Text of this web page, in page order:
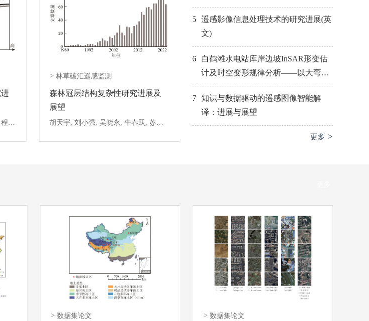
马勤, 张旭, 袁敬毅, 龚梓彤, 商荣, 程凯, 陈茂龙, 谭启昀, 居为民
>林草碳汇遥感监测
森林冠层结构复杂性研究进展及
展望
胡天宇, 刘小强, 吴晓永, 牛春跃, 苏艳军
5 遥感影像信息处理技术的研究进展(英
文)
6
白鹤滩水电站库岸边坡InSAR形变估
计及时空变形规律分析——以大弯子
—骑骡沟段为例
7 知识与数据驱动的遥感图像智能解
译：进展与展望
更多 >
> 数据集论文 > 数据集论文